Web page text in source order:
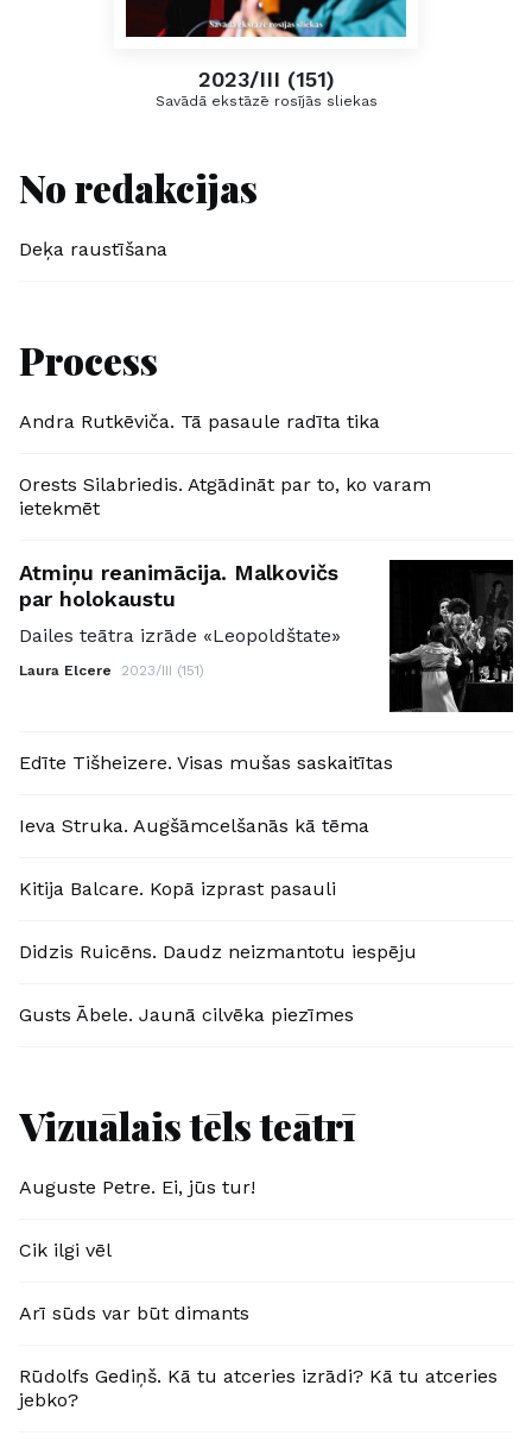
2023/III (151)
Savādā ekstāzē rosījās sliekas
No redakcijas
Deķa raustīšana
Process
Andra Rutkēviča. Tā pasaule radīta tika
Orests Silabriedis. Atgādināt par to, ko varam
ietekmēt
Atmiņu reanimācija. Malkovičs
par holokaustu
Dailes teātra izrāde «Leopoldštate»
Laura Elcere 2023/III (151)
Edīte Tišheizere. Visas mušas saskaitītas
Ieva Struka. Augšāmcelšanās kā tēma
Kitija Balcare. Kopā izprast pasauli
Didzis Ruicēns. Daudz neizmantotu iespēju
Gusts Ābele. Jaunā cilvēka piezīmes
Vizuālais tēls teātrī
Auguste Petre. Ei, jūs tur!
Cik ilgi vēl
Arī sūds var būt dimants
Rūdolfs Gediņš. Kā tu atceries izrādi? Kā tu atceries
jebko?